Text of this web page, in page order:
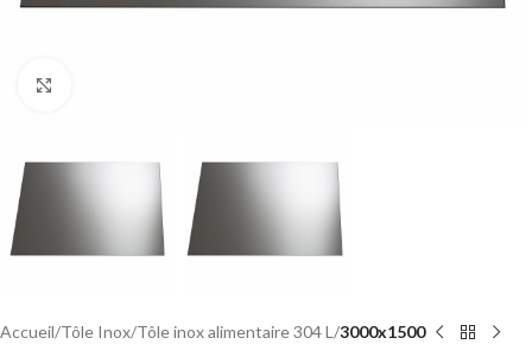
Accueil Tôle Inox Tôle inox alimentaire 304 L 3000x1500